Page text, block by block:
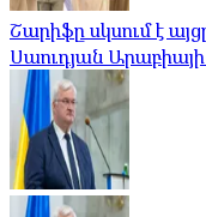
Շարիֆը սկսում է
Սաուդյան